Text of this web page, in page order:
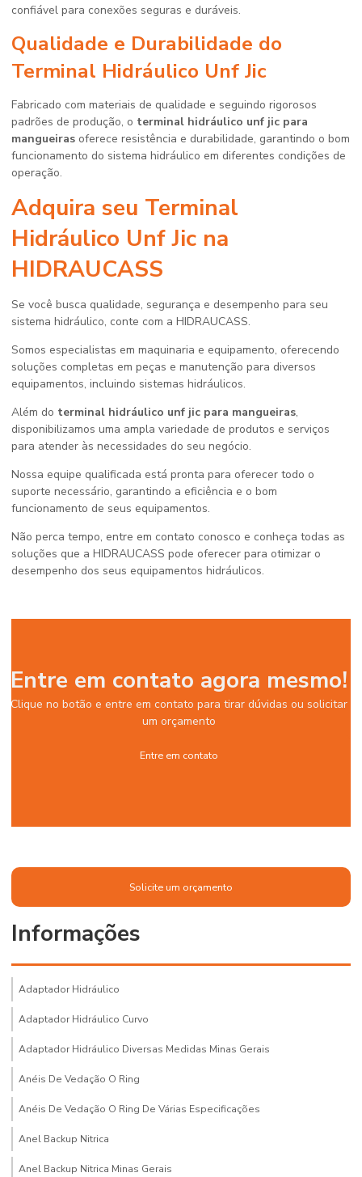
confiável para conexões seguras e duráveis.
Qualidade e Durabilidade do
Terminal Hidráulico Unf Jic
Fabricado com materiais de qualidade e seguindo rigorosos
padrões de produção, o terminal hidráulico unf jic para
mangueiras oferece resistência e durabilidade, garantindo o bom
funcionamento do sistema hidráulico em diferentes condições de
operação.
Adquira seu Terminal
Hidráulico Unf Jic na
HIDRAUCASS
Se você busca qualidade, segurança e desempenho para seu
sistema hidráulico, conte com a HIDRAUCASS.
Somos especialistas em maquinaria e equipamento, oferecendo
soluções completas em peças e manutenção para diversos
equipamentos, incluindo sistemas hidráulicos.
Além do terminal hidráulico unf jic para mangueiras,
disponibilizamos uma ampla variedade de produtos e serviços
para atender às necessidades do seu negócio.
Nossa equipe qualificada está pronta para oferecer todo o
suporte necessário, garantindo a eficiência e o bom
funcionamento de seus equipamentos.
Não perca tempo, entre em contato conosco e conheça todas as
soluções que a HIDRAUCASS pode oferecer para otimizar o
desempenho dos seus equipamentos hidráulicos.
Entre em contato agora mesmo!
Clique no botão e entre em contato para tirar dúvidas ou solicitar
um orçamento
Entre em contato
Solicite um orçamento
Informações
Adaptador Hidráulico
Adaptador Hidráulico Curvo
Adaptador Hidráulico Diversas Medidas Minas Gerais
Anéis De Vedação O Ring
Anéis De Vedação O Ring De Várias Especificações
Anel Backup Nitrica
Anel Backup Nitrica Minas Gerais